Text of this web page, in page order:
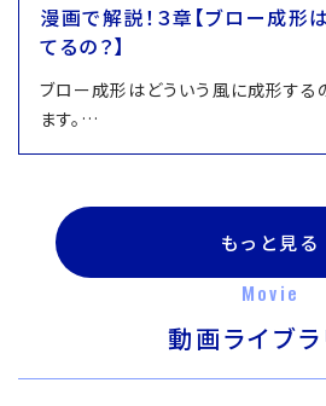
漫画で解説！３章【ブロー成形
てるの？】
ブロー成形はどういう風に成形する
ます。…
もっと見る
Movie
動画ライブラ